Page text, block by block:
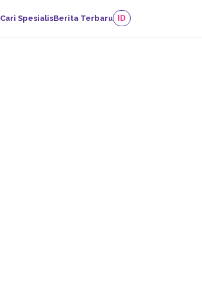
Cari SpesialisBerita Terbaru ID